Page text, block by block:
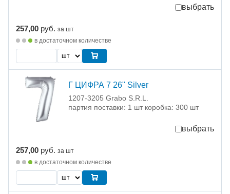
выбрать
257,00 руб. за шт
в достаточном количестве
Г ЦИФРА 7 26" Silver
1207-3205 Grabo S.R.L.
партия поставки: 1 шт коробка: 300 шт
выбрать
257,00 руб. за шт
в достаточном количестве